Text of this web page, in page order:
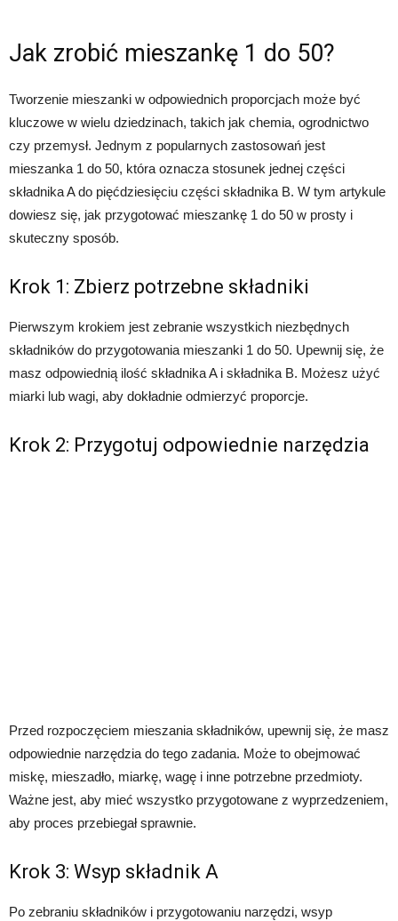
Jak zrobić mieszankę 1 do 50?
Tworzenie mieszanki w odpowiednich proporcjach może być
kluczowe w wielu dziedzinach, takich jak chemia, ogrodnictwo
czy przemysł. Jednym z popularnych zastosowań jest
mieszanka 1 do 50, która oznacza stosunek jednej części
składnika A do pięćdziesięciu części składnika B. W tym artykule
dowiesz się, jak przygotować mieszankę 1 do 50 w prosty i
skuteczny sposób.
Krok 1: Zbierz potrzebne składniki
Pierwszym krokiem jest zebranie wszystkich niezbędnych
składników do przygotowania mieszanki 1 do 50. Upewnij się, że
masz odpowiednią ilość składnika A i składnika B. Możesz użyć
miarki lub wagi, aby dokładnie odmierzyć proporcje.
Krok 2: Przygotuj odpowiednie narzędzia
Przed rozpoczęciem mieszania składników, upewnij się, że masz
odpowiednie narzędzia do tego zadania. Może to obejmować
miskę, mieszadło, miarkę, wagę i inne potrzebne przedmioty.
Ważne jest, aby mieć wszystko przygotowane z wyprzedzeniem,
aby proces przebiegał sprawnie.
Krok 3: Wsyp składnik A
Po zebraniu składników i przygotowaniu narzędzi, wsyp